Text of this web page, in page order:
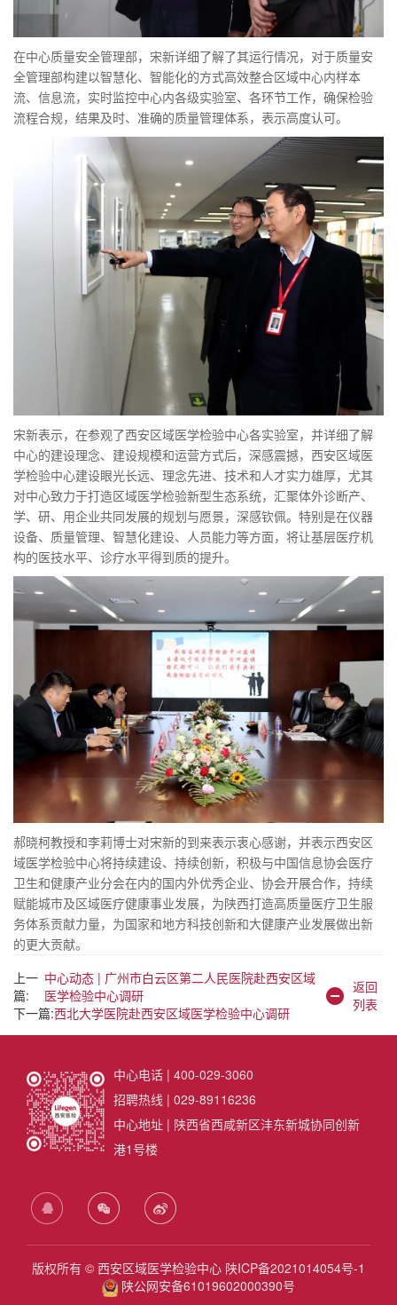
在中心质量安全管理部，宋新详细了解了其运行情况，对于质量安
全管理部构建以智慧化、智能化的方式高效整合区域中心内样本
流、信息流，实时监控中心内各级实验室、各环节工作，确保检验
流程合规，结果及时、准确的质量管理体系，表示高度认可。
宋新表示，在参观了西安区域医学检验中心各实验室，并详细了解
中心的建设理念、建设规模和运营方式后，深感震撼，西安区域医
学检验中心建设眼光长远、理念先进、技术和人才实力雄厚，尤其
对中心致力于打造区域医学检验新型生态系统，汇聚体外诊断产、
学、研、用企业共同发展的规划与愿景，深感钦佩。特别是在仪器
设备、质量管理、智慧化建设、人员能力等方面，将让基层医疗机
构的医技水平、诊疗水平得到质的提升。
郝晓柯教授和李莉博士对宋新的到来表示衷心感谢，并表示西安区
域医学检验中心将持续建设、持续创新，积极与中国信息协会医疗
卫生和健康产业分会在内的国内外优秀企业、协会开展合作，持续
赋能城市及区域医疗健康事业发展，为陕西打造高质量医疗卫生服
务体系贡献力量，为国家和地方科技创新和大健康产业发展做出新
的更大贡献。
上一
篇:
中心动态 | 广州市白云区第二人民医院赴西安区域
医学检验中心调研
下一篇:西北大学医院赴西安区域医学检验中心调研
返回
列表
中心电话 | 400-029-3060
招聘热线 | 029-89116236
中心地址 | 陕西省西咸新区沣东新城协同创新
港1号楼
版权所有 © 西安区域医学检验中心 陕ICP备2021014054号-1
陕公网安备61019602000390号